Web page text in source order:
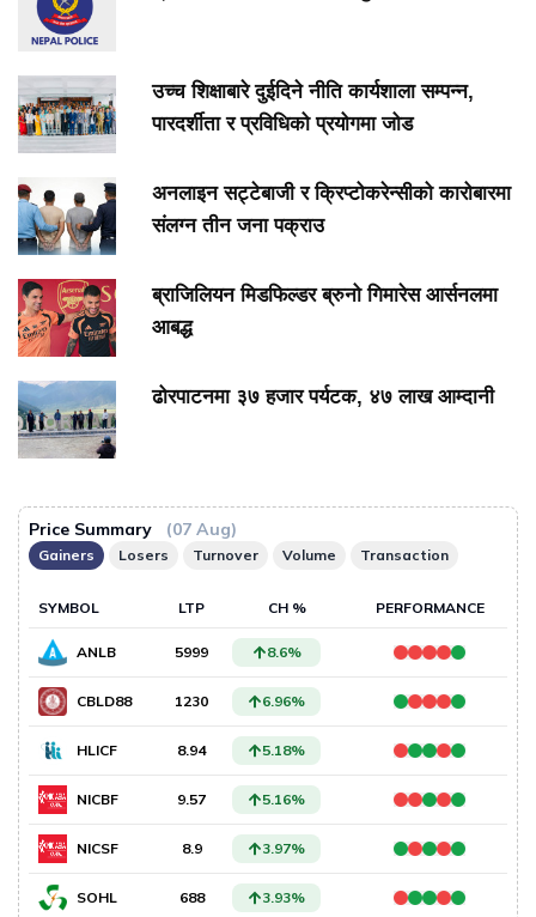
उच्च शिक्षाबारे दुईदिने नीति कार्यशाला सम्पन्न,
पारदर्शीता र प्रविधिको प्रयोगमा जोड
अनलाइन सट्टेबाजी र क्रिप्टोकरेन्सीको कारोबारमा
संलग्न तीन जना पक्राउ
ब्राजिलियन मिडफिल्डर ब्रुनो गिमारेस आर्सनलमा
आबद्ध
ढोरपाटनमा ३७ हजार पर्यटक, ४७ लाख आम्दानी